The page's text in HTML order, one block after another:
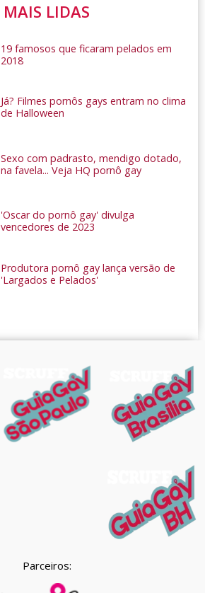
MAIS LIDAS
19 famosos que ficaram pelados em
2018
Já? Filmes pornôs gays entram no clima
de Halloween
Sexo com padrasto, mendigo dotado,
na favela... Veja HQ pornô gay
'Oscar do pornô gay' divulga
vencedores de 2023
Produtora pornô gay lança versão de
'Largados e Pelados'
Parceiros: